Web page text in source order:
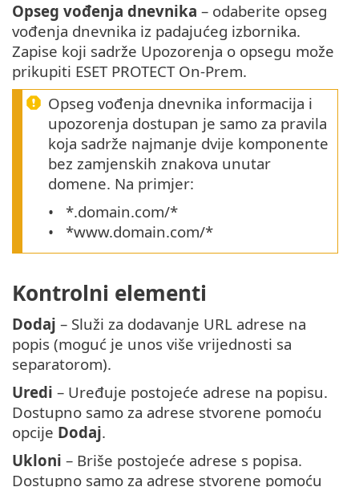
Opseg vođenja dnevnika – odaberite opseg
vođenja dnevnika iz padajućeg izbornika.
Zapise koji sadrže Upozorenja o opsegu može
prikupiti ESET PROTECT On-Prem.
Opseg vođenja dnevnika informacija i
upozorenja dostupan je samo za pravila
koja sadrže najmanje dvije komponente
bez zamjenskih znakova unutar
domene. Na primjer:
*.domain.com/*
*www.domain.com/*
Kontrolni elementi
Dodaj – Služi za dodavanje URL adrese na
popis (moguć je unos više vrijednosti sa
separatorom).
Uredi – Uređuje postojeće adrese na popisu.
Dostupno samo za adrese stvorene pomoću
opcije Dodaj.
Ukloni – Briše postojeće adrese s popisa.
Dostupno samo za adrese stvorene pomoću